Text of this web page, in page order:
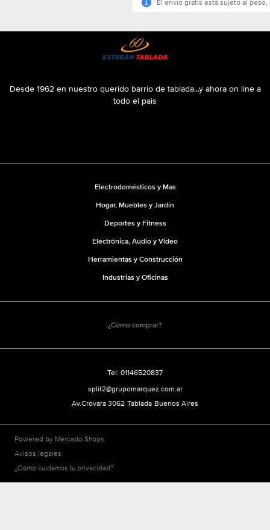
El envío gratis está sujeto al
Desde 1962 en nuestro querido barrio de tablada...y ahora on line a
todo el pais
Electrodomésticos y Mas
Hogar, Muebles y Jardín
Deportes y Fitness
Electrónica, Audio y Video
Herramientas y Construcción
Industrias y Oficinas
¿Cómo comprar?
Tel: 01146520837
split2@grupomarquez.com.ar
Av.Crovara 3062 Tablada Buenos Aires
Powered by Mercado Shops
Avisos legales
¿Cómo cuidamos tu privacidad?